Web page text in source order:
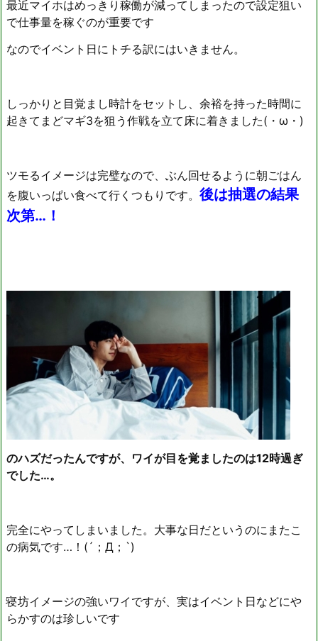
最近マイホはめっきり稼働が減ってしまったので設定狙い
で仕事量を稼ぐのが重要です
なのでイベント日にトチる訳にはいきません。
しっかりと目覚まし時計をセットし、余裕を持った時間に
起きてまどマギ3を狙う作戦を立て床に着きました(・ω・)
ツモるイメージは完璧なので、ぶん回せるように朝ごはん
を腹いっぱい食べて行くつもりです。 後は抽選の結果
次第…！
のハズだったんですが、ワイが目を覚ましたのは12時過ぎ
でした…。
完全にやってしまいました。大事な日だというのにまたこ
の病気です…！(´；Д；`)
寝坊イメージの強いワイですが、実はイベント日などにや
らかすのは珍しいです